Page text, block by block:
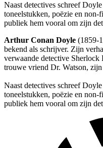
Naast detectives schreef
toneelstukken, poëzie en non-
publiek hem vooral om zijn
Arthur Conan Doyle (1859-
bekend als schrijver. Zijn
verwaande detective
trouwe vriend Dr. Watson,
Naast detectives schreef
toneelstukken, poëzie en non-
publiek hem vooral om zijn